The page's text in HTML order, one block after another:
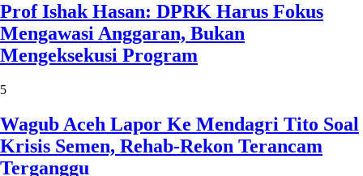
Prof Ishak Hasan: DPRK Harus Fokus
Mengawasi Anggaran, Bukan
Mengeksekusi Program
5
Wagub Aceh Lapor Ke Mendagri Tito Soal
Krisis Semen, Rehab-Rekon Terancam
Terganggu